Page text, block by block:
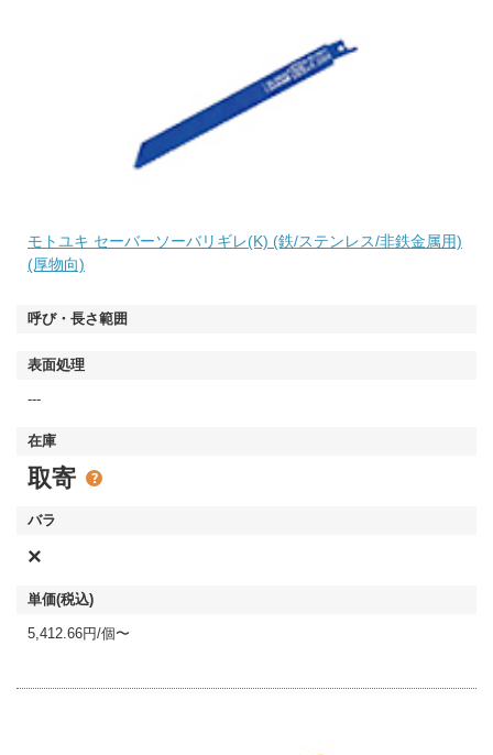
モトユキ セーバーソーバリギレ(K) (鉄/ステンレス/非鉄金属用)
(厚物向)
---
取寄
×
5,412.66円/個〜